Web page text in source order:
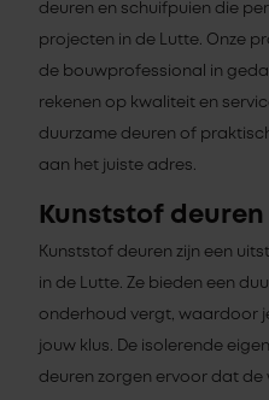
deuren en schuifpuien die
projecten in de Lutte. Onze
de bouwprofessional in
rekenen op kwaliteit en
duurzame deuren of
aan het juiste adres.
Kunststof
Kunststof deuren zijn een
in de Lutte. Ze bieden een
onderhoud vergt, waardoor
jouw klus. De isolerende
deuren zorgen ervoor dat de